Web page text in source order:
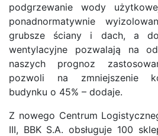
podgrzewanie wody
ponadnormatywnie
grubsze ściany i dach, a
wentylacyjne pozwalają na
naszych prognoz
pozwoli na zmniejszenie
budynku o 45% – dodaje.
Z nowego Centrum
III, BBK S.A. obsługuje 100